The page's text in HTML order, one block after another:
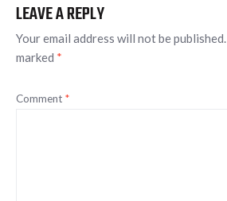
LEAVE A REPLY
Your email address will not be published.
marked *
Comment *